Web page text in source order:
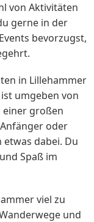
von Aktivitäten
gerne in der
bevorzugst,
in Lillehammer
umgeben von
einer großen
oder
dabei. Du
Spaß im
viel zu
und